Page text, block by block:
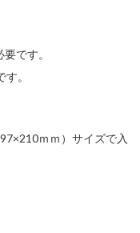
です。
。
ｍｍ）サイズで入